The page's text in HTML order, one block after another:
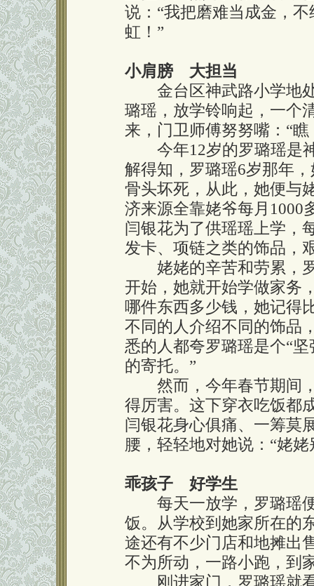
说：“我把磨难当成金，
虹！”
小肩膀 大担当
金台区神武路小学地处
璐瑶，放学铃响起，一个
来，门卫师傅努努嘴：“
今年12岁的罗璐瑶是神
解得知，罗璐瑶6岁那年
骨头坏死，从此，她便与
济来源全靠姥爷每月1000
闫银花为了供瑶瑶上学，
发卡、项链之类的饰品，
姥姥的辛苦和劳累，罗
开始，她就开始学做家务
哪件东西多少钱，她记得
不同的人介绍不同的饰品
悉的人都夸罗璐瑶是个“
的寄托。”
然而，今年春节期间，
得厉害。这下穿衣吃饭都
闫银花身心俱痛、一筹莫
腰，轻轻地对她说：“姥
乖孩子 好学生
每天一放学，罗璐瑶便
饭。从学校到她家所在的
途还有不少门店和地摊出
不为所动，一路小跑，到
刚进家门，罗璐瑶就看